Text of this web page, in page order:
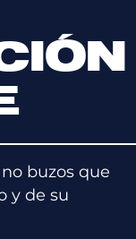
buzos que
y de su